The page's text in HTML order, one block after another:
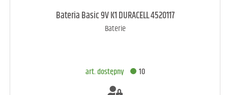
art. dostępny 9
Bateria Basic 9V K1 DURACELL 4520117
Baterie
art. dostępny 10